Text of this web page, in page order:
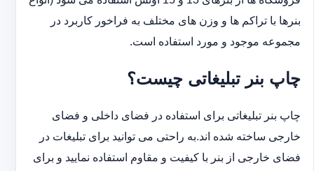
بنرها با تراکم ها و وزن های مختلف به فراخور کاربرد در
‏مجموعه موجود و مورد استفاده است.
چاپ بنر تبلیغاتی چیست؟
چاپ بنر تبلیغاتی برای استفاده در فضای داخلی و فضای
خارجی ساخته شده اند.به راحتی می توانید برای تبلیغات در
فضای خارجی از بنر با کیفیت و مقاوم استفاده نمایید و برای